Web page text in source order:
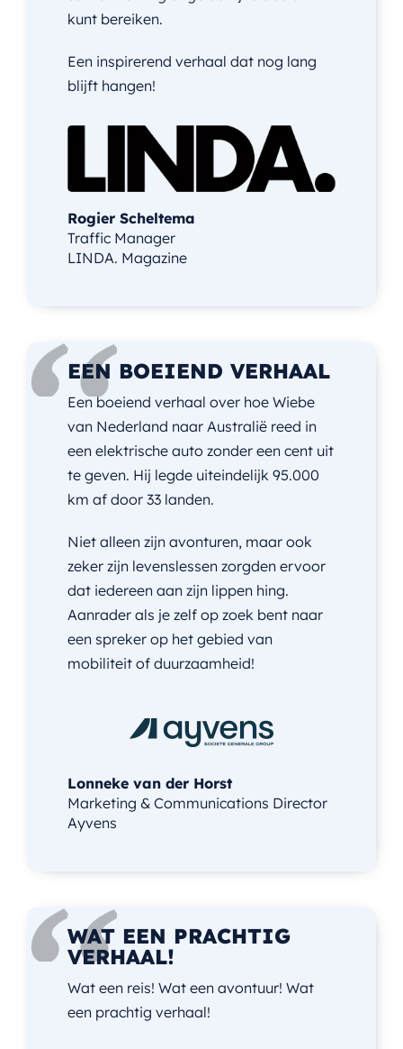
kunt bereiken.
Een inspirerend verhaal dat nog lang
blijft hangen!
Rogier Scheltema
Traffic Manager
LINDA. Magazine
EEN BOEIEND VERHAAL
Een boeiend verhaal over hoe Wiebe
van Nederland naar Australië reed in
een elektrische auto zonder een cent uit
te geven. Hij legde uiteindelijk 95.000
km af door 33 landen.
Niet alleen zijn avonturen, maar ook
zeker zijn levenslessen zorgden ervoor
dat iedereen aan zijn lippen hing.
Aanrader als je zelf op zoek bent naar
een spreker op het gebied van
mobiliteit of duurzaamheid!
Lonneke van der Horst
Marketing & Communications Director
Ayvens
WAT EEN PRACHTIG
VERHAAL!
Wat een reis! Wat een avontuur! Wat
een prachtig verhaal!